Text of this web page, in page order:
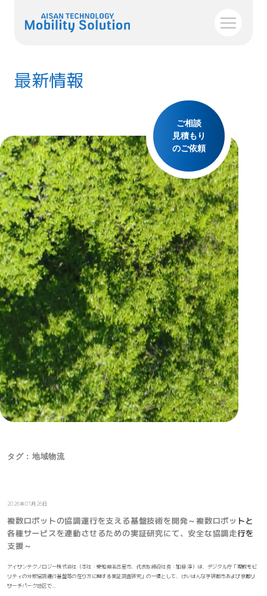
最新情報
ご相談
見積もり
のご依頼
タグ : 地域物流
2026年01月26日
複数ロボットの協調運行を支える基盤技術を開発～複数ロボットと
各種サービスを連動させるための実証研究にて、安全な協調走行を
支援～
アイサンテクノロジー株式会社（本社：愛知県名古屋市、代表取締役社長：加藤 淳）は、デジタル庁「複数モビ
リティの分散協調運行基盤等の在り方に関する実証調査研究」の一環として、けいはんな学研都市および京都リ
サーチパーク地区で…